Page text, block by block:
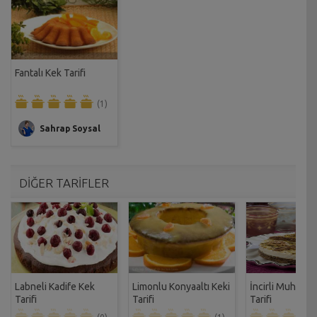
Fantalı Kek Tarifi
(1)
Sahrap Soysal
DİĞER TARİFLER
Labneli Kadife Kek
Tarifi
Limonlu Konyaaltı Keki
Tarifi
İncirli
Tarifi